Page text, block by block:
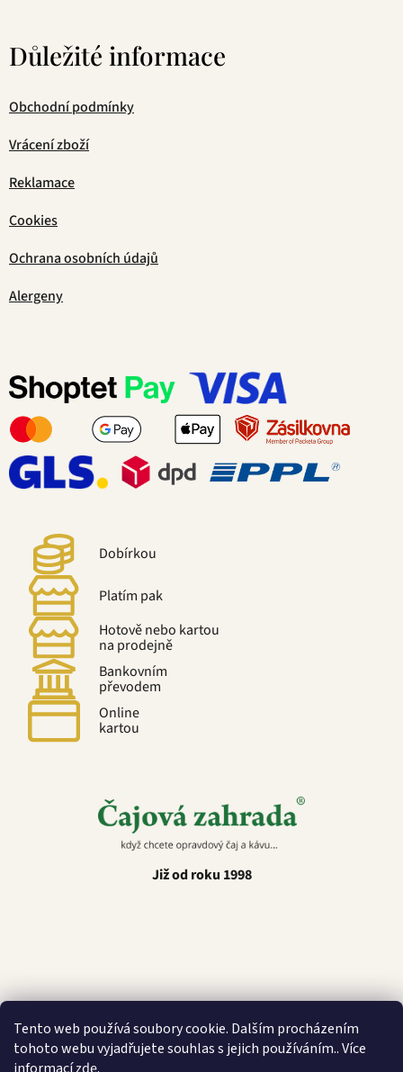
Tento web používá soubory cookie. Dalším procházením
tohoto webu vyjadřujete souhlas s jejich používáním.. Více
Důležité informace
Obchodní podmínky
Vrácení zboží
Reklamace
Cookies
Ochrana osobních údajů
Alergeny
Dobírkou
Platím pak
Hotově nebo kartou
na prodejně
Bankovním
převodem
Online
kartou
Již od roku 1998
Latino Café